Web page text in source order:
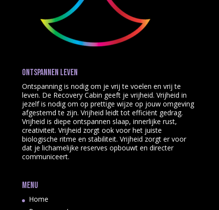
Ontspannen leven
Ontspanning is nodig om je vrij te voelen en vrij te
leven. De Recovery Cabin geeft je vrijheid. Vrijheid in
jezelf is nodig om op prettige wijze op jouw omgeving
afgestemd te zijn. Vrijheid leidt tot efficiënt gedrag.
Vrijheid is diepe ontspannen slaap, innerlijke rust,
creativiteit. Vrijheid zorgt ook voor het juiste
biologische ritme en stabiliteit. Vrijheid zorgt er voor
dat je lichamelijke reserves opbouwt en directer
communiceert.
Menu
Home